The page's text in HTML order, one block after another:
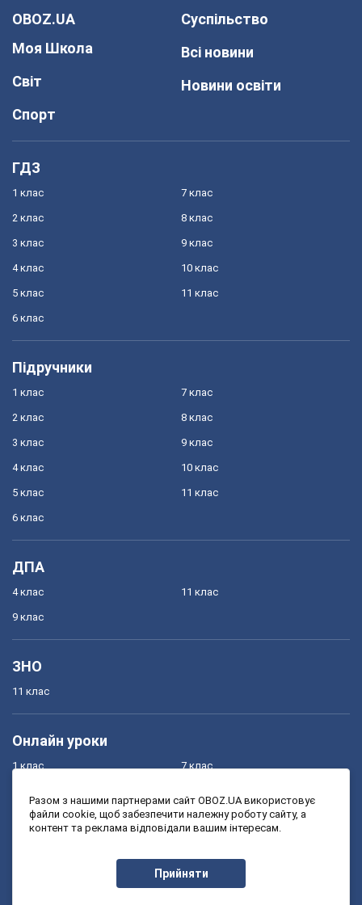
OBOZ.UA
Моя Школа
Світ
Спорт
Суспільство
Всі новини
Новини освіти
ГДЗ
1 клас
2 клас
3 клас
4 клас
5 клас
6 клас
7 клас
8 клас
9 клас
10 клас
11 клас
Підручники
1 клас
2 клас
3 клас
4 клас
5 клас
6 клас
7 клас
8 клас
9 клас
10 клас
11 клас
ДПА
4 клас
9 клас
11 клас
ЗНО
11 клас
Онлайн уроки
1 клас
3 клас
7 клас
9 клас
Разом з нашими партнерами сайт OBOZ.UA використовує
файли cookie, щоб забезпечити належну роботу сайту, а
контент та реклама відповідали вашим інтересам.
Прийняти